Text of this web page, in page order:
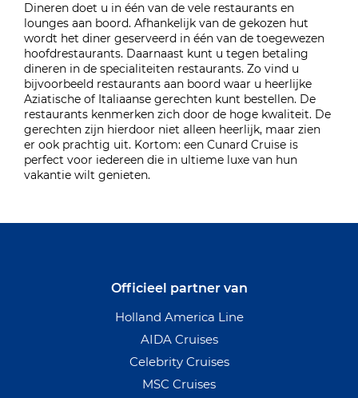
Dineren doet u in één van de vele restaurants en
lounges aan boord. Afhankelijk van de gekozen hut
wordt het diner geserveerd in één van de toegewezen
hoofdrestaurants. Daarnaast kunt u tegen betaling
dineren in de specialiteiten restaurants. Zo vind u
bijvoorbeeld restaurants aan boord waar u heerlijke
Aziatische of Italiaanse gerechten kunt bestellen. De
restaurants kenmerken zich door de hoge kwaliteit. De
gerechten zijn hierdoor niet alleen heerlijk, maar zien
er ook prachtig uit. Kortom: een Cunard Cruise is
perfect voor iedereen die in ultieme luxe van hun
vakantie wilt genieten.
Officieel partner van
Holland America Line
AIDA Cruises
Celebrity Cruises
MSC Cruises